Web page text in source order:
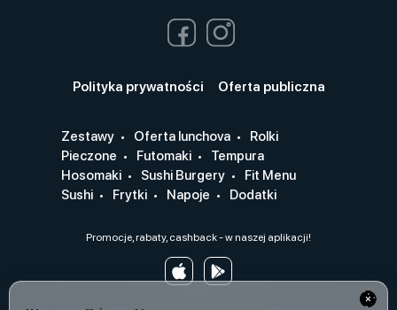
Polityka prywatności Oferta publiczna
Zestawy Oferta lunchova
Rolki
Pieczone
Futomaki
Tempura
Hosomaki
Sushi Burgery
Fit Menu
Sushi
Frytki Napoje Dodatki
Promocje, rabaty, cashback - w naszej aplikacji!